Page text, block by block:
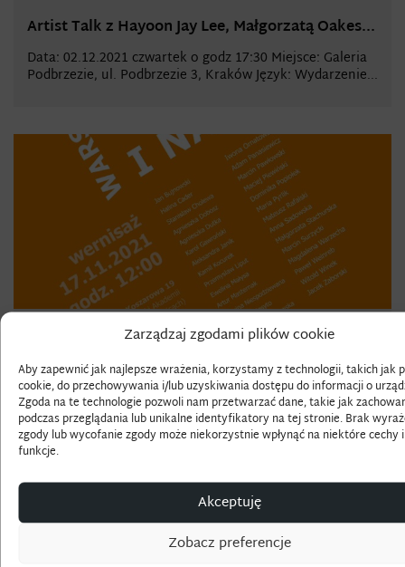
Zarządzaj zgodami plików cookie
Aby zapewnić jak najlepsze wrażenia, korzystamy z technologii, takich jak
cookie, do przechowywania i/lub uzyskiwania dostępu do informacji o
Zgoda na te technologie pozwoli nam przetwarzać dane, takie jak
podczas przeglądania lub unikalne identyfikatory na tej stronie. Brak
zgody lub wycofanie zgody może niekorzystnie wpłynąć na niektóre cechy i
funkcje.
Akceptuję
Zobacz preferencje
Artist Talk z Hayoon Jay Lee, Małgorzatą Oakes...
Data: 02.12.2021 czwartek o godz 17:30 Miejsce: Galeria
Podbrzezie, ul. Podbrzezie 3, Kraków Język: Wydarzenie...
Wystawa grafiki pt. „Warsztat — dwie pochwały
i...
Wkrótce otwarcie wystawa „Warsztat — dwie pochwały i
nagana”, w której bierze udział grupa naszych...